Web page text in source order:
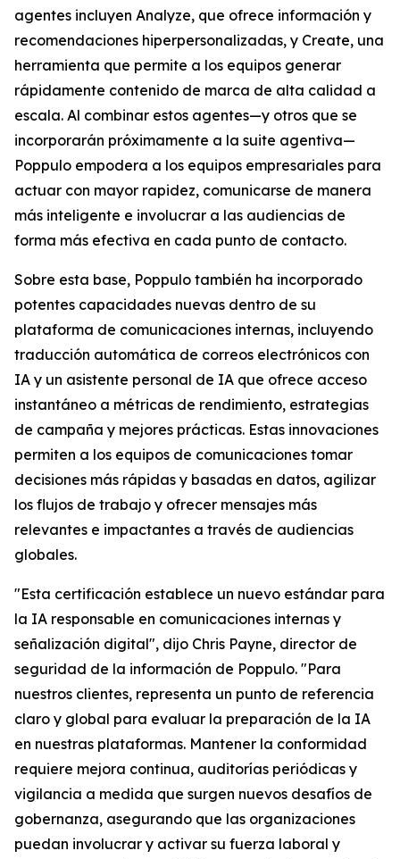
agentes incluyen Analyze, que ofrece información y
recomendaciones hiperpersonalizadas, y Create, una
herramienta que permite a los equipos generar
rápidamente contenido de marca de alta calidad a
escala. Al combinar estos agentes—y otros que se
incorporarán próximamente a la suite agentiva—
Poppulo empodera a los equipos empresariales para
actuar con mayor rapidez, comunicarse de manera
más inteligente e involucrar a las audiencias de
forma más efectiva en cada punto de contacto.
Sobre esta base, Poppulo también ha incorporado
potentes capacidades nuevas dentro de su
plataforma de comunicaciones internas, incluyendo
traducción automática de correos electrónicos con
IA y un asistente personal de IA que ofrece acceso
instantáneo a métricas de rendimiento, estrategias
de campaña y mejores prácticas. Estas innovaciones
permiten a los equipos de comunicaciones tomar
decisiones más rápidas y basadas en datos, agilizar
los flujos de trabajo y ofrecer mensajes más
relevantes e impactantes a través de audiencias
globales.
"Esta certificación establece un nuevo estándar para
la IA responsable en comunicaciones internas y
señalización digital", dijo Chris Payne, director de
seguridad de la información de Poppulo. "Para
nuestros clientes, representa un punto de referencia
claro y global para evaluar la preparación de la IA
en nuestras plataformas. Mantener la conformidad
requiere mejora continua, auditorías periódicas y
vigilancia a medida que surgen nuevos desafíos de
gobernanza, asegurando que las organizaciones
puedan involucrar y activar su fuerza laboral y